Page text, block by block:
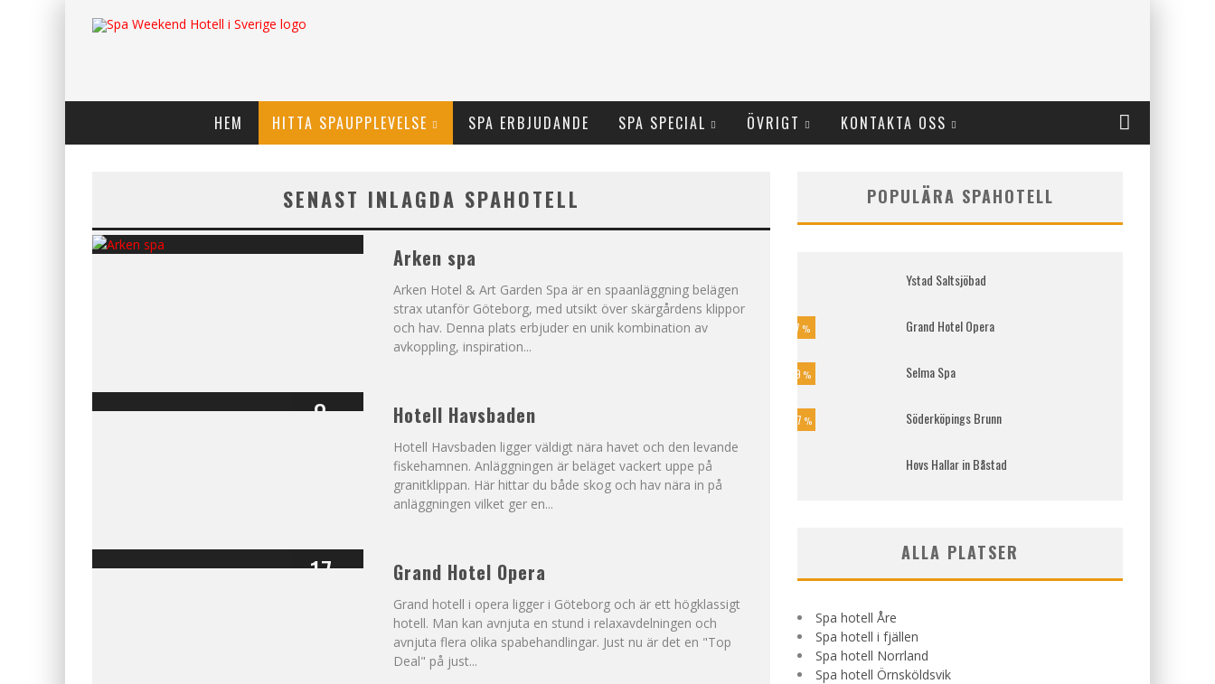
HEM HITTA SPAUPPLEVELSE SPA ERBJUDANDE SPA SPECIAL ÖVRIGT KONTAKTA OSS
SENAST INLAGDA SPAHOTELL
Arken spa
Arken Hotel & Art Garden Spa är en spaanläggning belägen
strax utanför Göteborg, med utsikt över skärgårdens klippor
och hav. Denna plats erbjuder en unik kombination av
avkoppling, inspiration...
8 Hotell Havsbaden
Hotell Havsbaden ligger väldigt nära havet och den levande
fiskehamnen. Anläggningen är beläget vackert uppe på
granitklippan. Här hittar du både skog och hav nära in på
anläggningen vilket ger en...
17 Grand Hotel Opera
Grand hotell i opera ligger i Göteborg och är ett högklassigt
hotell. Man kan avnjuta en stund i relaxavdelningen och
avnjuta flera olika spabehandlingar. Just nu är det en "Top
Deal" på just...
POPULÄRA SPAHOTELL
Ystad Saltsjöbad
17 % Grand Hotel Opera
39 % Selma Spa
27 % Söderköpings Brunn
Hovs Hallar in Båstad
ALLA PLATSER
Spa hotell Åre
Spa hotell i fjällen
Spa hotell Norrland
Spa hotell Örnsköldsvik